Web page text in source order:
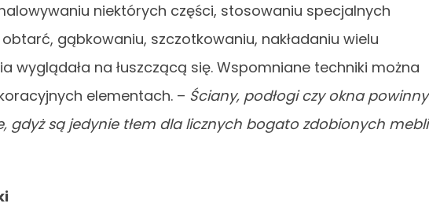
niektórych części, stosowaniu specjalnych
gąbkowaniu, szczotkowaniu, nakładaniu wielu
wyglądała na łuszczącą się. Wspomniane techniki można
elementach. – Ściany, podłogi czy okna powinny
są jedynie tłem dla licznych bogato zdobionych mebli